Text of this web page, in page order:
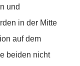
und
in der Mitte
auf dem
beiden nicht